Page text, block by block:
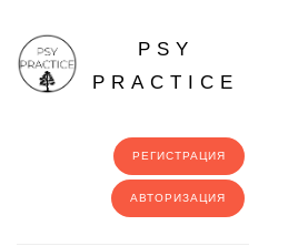
PSY
PRACTICE
РЕГИСТРАЦИЯ
АВТОРИЗАЦИЯ